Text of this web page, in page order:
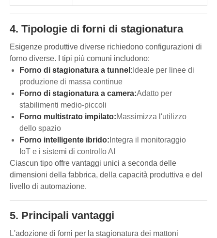
4. Tipologie di forni di stagionatura
Esigenze produttive diverse richiedono configurazioni di
forno diverse. I tipi più comuni includono:
Forno di stagionatura a tunnel: Ideale per linee di
produzione di massa continue
Forno di stagionatura a camera:Adatto per
stabilimenti medio-piccoli
Forno multistrato impilato:Massimizza l'utilizzo
dello spazio
Forno intelligente ibrido: Integra il monitoraggio
IoT e i sistemi di controllo AI
Ciascun tipo offre vantaggi unici a seconda delle
dimensioni della fabbrica, della capacità produttiva e del
livello di automazione.
5. Principali vantaggi
L'adozione di forni per la stagionatura dei mattoni